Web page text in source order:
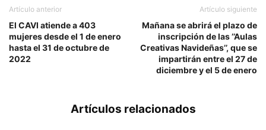
Artículo anterior
El CAVI atiende a 403
mujeres desde el 1 de enero
hasta el 31 de octubre de
2022
Artículo siguiente
Mañana se abrirá el plazo de
inscripción de las ’’Aulas
Creativas Navideñas’’, que se
impartirán entre el 27 de
diciembre y el 5 de enero
Artículos relacionados